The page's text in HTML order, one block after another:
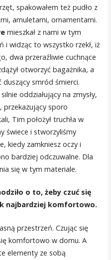
spakowałem też pudło z
amuletami, ornamentami.
mieszkał z nami w tym
i widząc to wszystko rzekł, iż
dwa przeraźliwie cuchnące
otworzyć bagażnika, a
duszący smród śmierci.
oddziałujący na zmysły,
przekazujący sporo
Tim położył truchła w
świece i stworzyliśmy
kiedy zamkniesz oczy i
bardziej odczuwalne. Dla
się w tym materiale.
o to, żeby czuć się
najbardziej komfortowo.
przestrzeń. Czując się
komfortowo w domu. A
elementy ze sobą